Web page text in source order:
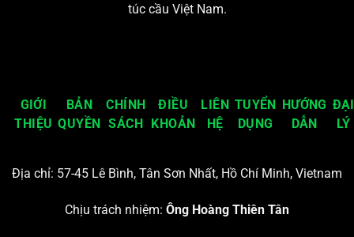
túc cầu Việt Nam.
GIỚI
THIỆU
BẢN
QUYỀN
CHÍNH
SÁCH
ĐIỀU
KHOẢN
LIÊN
HỆ
TUYỂN
DỤNG
HƯỚNG
DẪN
ĐẠI
LÝ
Địa chỉ: 57-45 Lê Bình, Tân Sơn Nhất, Hồ Chí Minh, Vietnam
Chịu trách nhiệm: Ông Hoàng Thiên Tân